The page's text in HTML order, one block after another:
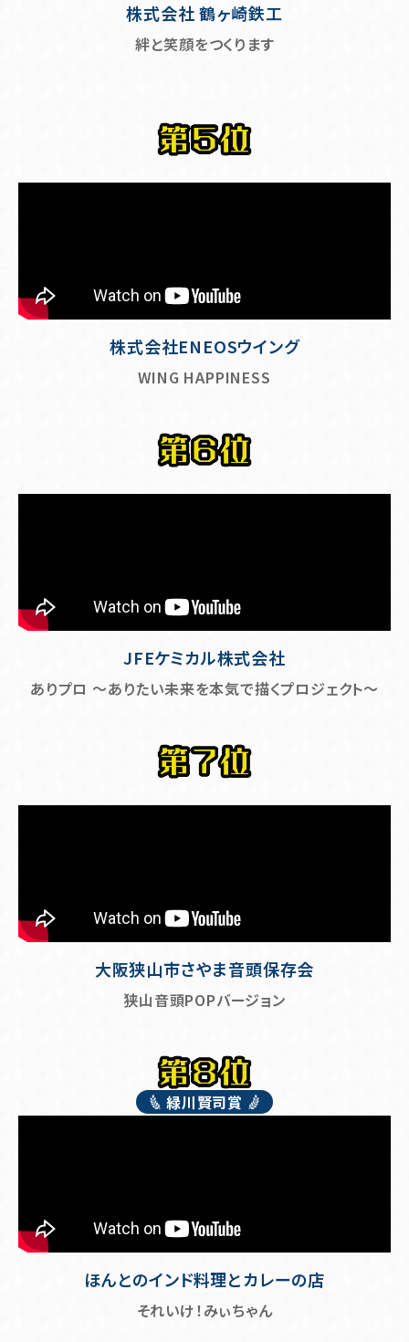
株式会社 鶴ヶ崎鉄工
絆と笑顔をつくります
株式会社ENEOSウイング
WING HAPPINESS
JFEケミカル株式会社
ありプロ ～ありたい未来を本気で描くプロジェクト～
大阪狭山市さやま音頭保存会
狭山音頭POPバージョン
緑川賢司賞
ほんとのインド料理とカレーの店
それいけ！みぃちゃん